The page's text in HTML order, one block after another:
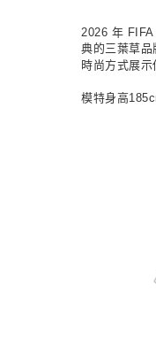
2026 年
典的三葉草
時尚方式展示
模特身高